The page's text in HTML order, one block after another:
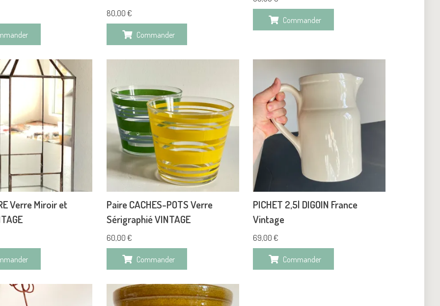
80,00 €
Commander
Commander
Verre Miroir et
Paire CACHES-POTS Verre
Sérigraphié VINTAGE
60,00 €
Commander
PICHET 2,5l DIGOIN France
Vintage
69,00€
Commander